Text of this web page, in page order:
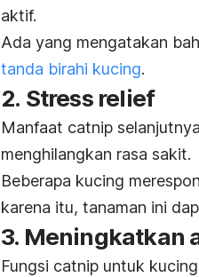
aktif.
Ada yang mengatakan
tanda birahi kucing.
2. Stress relief
Manfaat catnip
menghilangkan rasa sakit.
Beberapa kucing
karena itu, tanaman ini
3. Meningkatkan
Fungsi catnip untuk